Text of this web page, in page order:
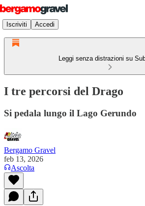
Iscriviti Accedi
Leggi senza distrazioni su
I tre percorsi del Drago
Si pedala lungo il Lago Gerundo
Bergamo Gravel
feb 13, 2026
Ascolta